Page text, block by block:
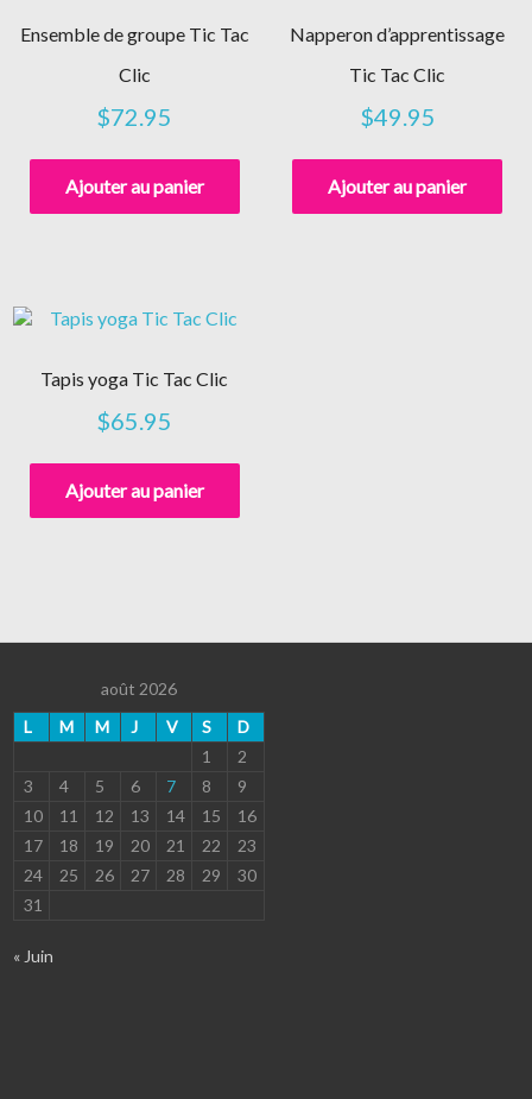
Ensemble de groupe Tic Tac
Clic
$72.95
Ajouter au panier
Napperon d’apprentissage
Tic Tac Clic
$49.95
Ajouter au panier
Tapis yoga Tic Tac Clic
$65.95
Ajouter au panier
août 2026
L
M M J V S
D
1
2
3
4 5 6 7 8
9
10
11 12 13 14 15
16
17
18 19 20 21 22
23
24
25 26 27 28 29
30
31
« Juin